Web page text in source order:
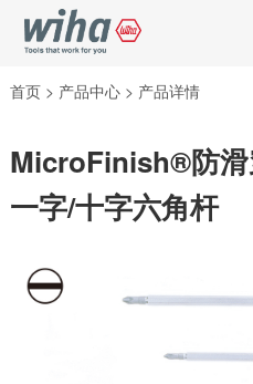
首页 > 产品中心 > 产品详情
MicroFinish®防滑
一字/十字六角杆